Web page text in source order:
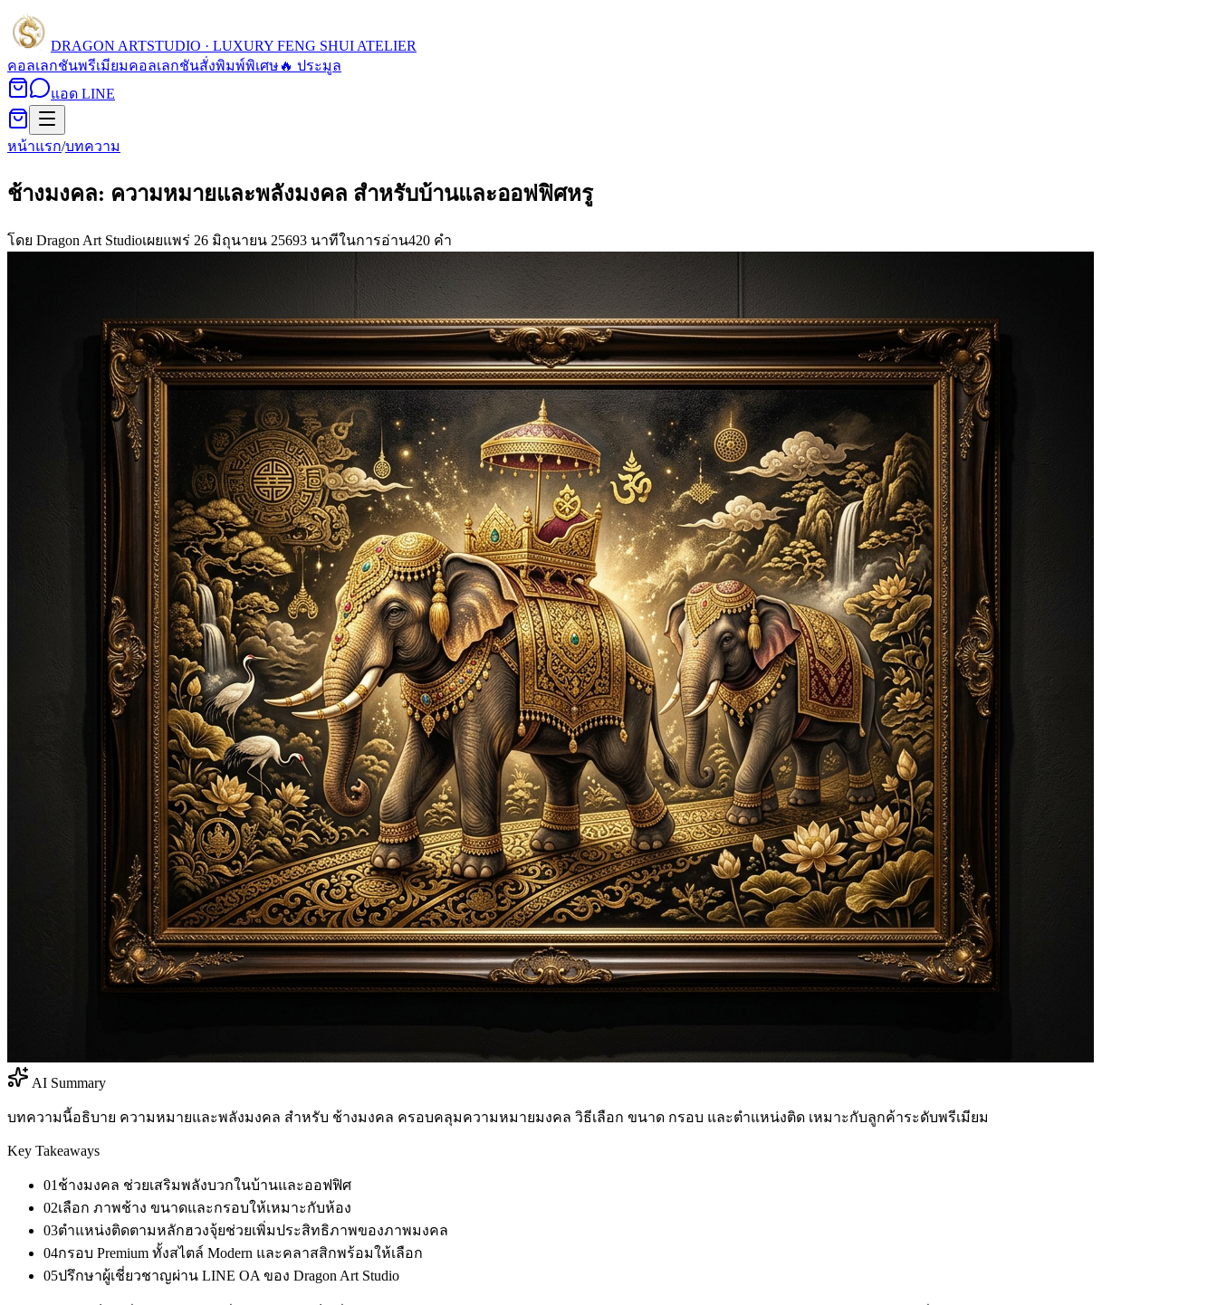
DRAGON ARTSTUDIO · LUXURY FENG SHUI ATELIER
คอลเลกชันพรีเมียมคอลเลกชันสั่งพิมพ์พิเศษ 🔥 ประมูล
แอด LINE
หน้าแรก/บทความ
ช้างมงคล: ความหมายและพลังมงคล สำหรับบ้านและออฟฟิศหรู
โดย Dragon Art Studioเผยแพร่ 26 มิถุนายน 25693 นาทีในการอ่าน420 คำ
AI Summary
บทความนี้อธิบาย ความหมายและพลังมงคล สำหรับ ช้างมงคล ครอบคลุมความหมายมงคล วิธีเลือก ขนาด กรอบ และตำแหน่งติด เหมาะกับลูกค้าระดับพรีเมียม
Key Takeaways
01 ช้างมงคล ช่วยเสริมพลังบวกในบ้านและออฟฟิศ
02เลือก ภาพช้าง ขนาดและกรอบให้เหมาะกับห้อง
03ตำแหน่งติดตามหลักฮวงจุ้ยช่วยเพิ่มประสิทธิภาพของภาพมงคล
04กรอบ Premium ทั้งสไตล์ Modern และคลาสสิกพร้อมให้เลือก
05ปรึกษาผู้เชี่ยวชาญผ่าน LINE OA ของ Dragon Art Studio